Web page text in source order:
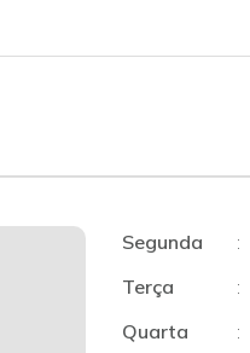
Segunda :
Terça
:
Quarta
: